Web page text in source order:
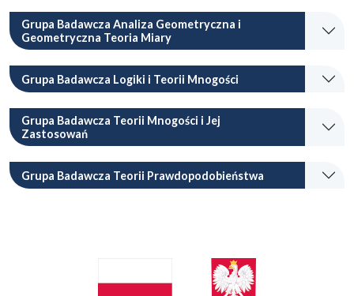
Grupa Badawcza Analiza Geometryczna i
Geometryczna Teoria Miary
Grupa Badawcza Logiki i Teorii Mnogości
Grupa Badawcza Teorii Mnogości i Jej
Zastosowań
Grupa Badawcza Teorii Prawdopodobieństwa